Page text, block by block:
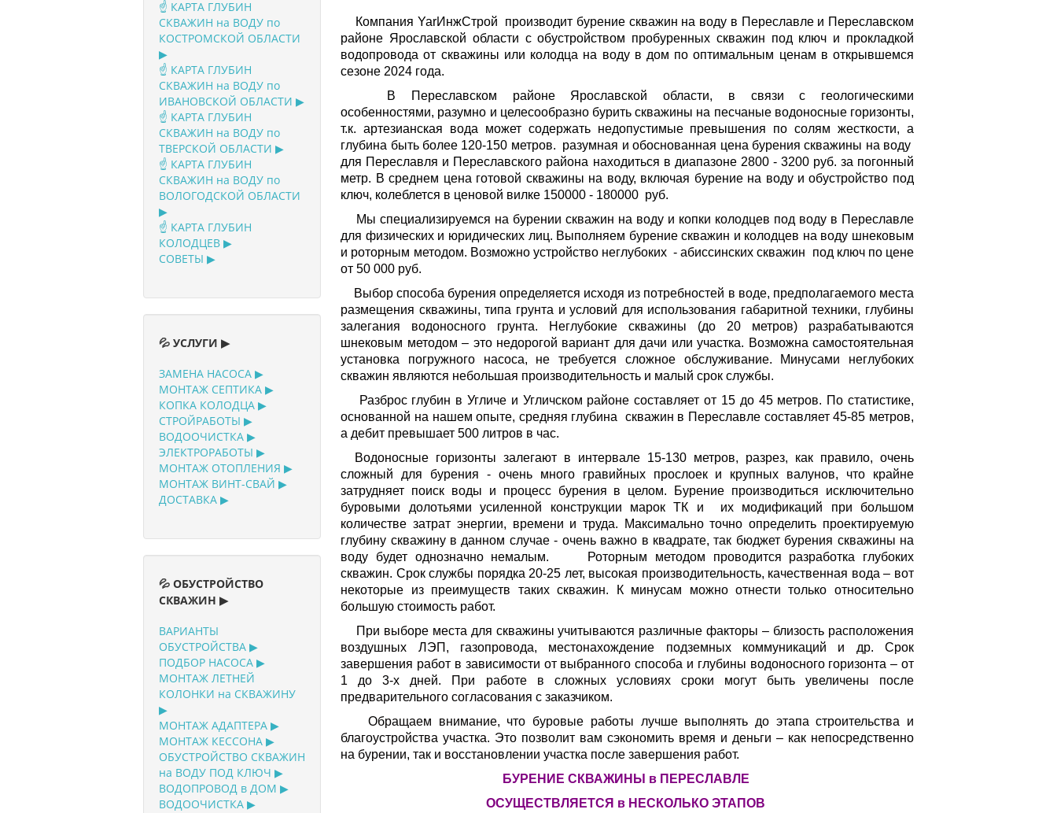
☝️ КАРТА ГЛУБИН
СКВАЖИН на ВОДУ по
КОСТРОМСКОЙ ОБЛАСТИ
▶
☝️ КАРТА ГЛУБИН
СКВАЖИН на ВОДУ по
ИВАНОВСКОЙ ОБЛАСТИ ▶
☝️ КАРТА ГЛУБИН
СКВАЖИН на ВОДУ по
ТВЕРСКОЙ ОБЛАСТИ ▶
☝️ КАРТА ГЛУБИН
СКВАЖИН на ВОДУ по
ВОЛОГОДСКОЙ ОБЛАСТИ
▶
☝️ КАРТА ГЛУБИН
КОЛОДЦЕВ ▶
СОВЕТЫ ▶
💦 УСЛУГИ ▶
ЗАМЕНА НАСОСА ▶
МОНТАЖ СЕПТИКА ▶
КОПКА КОЛОДЦА ▶
СТРОЙРАБОТЫ ▶
ВОДООЧИСТКА ▶
ЭЛЕКТРОРАБОТЫ ▶
МОНТАЖ ОТОПЛЕНИЯ ▶
МОНТАЖ ВИНТ-СВАЙ ▶
ДОСТАВКА ▶
💦 ОБУСТРОЙСТВО
СКВАЖИН ▶
ВАРИАНТЫ
ОБУСТРОЙСТВА ▶
ПОДБОР НАСОСА ▶
МОНТАЖ ЛЕТНЕЙ
КОЛОНКИ на СКВАЖИНУ
▶
МОНТАЖ АДАПТЕРА ▶
МОНТАЖ КЕССОНА ▶
ОБУСТРОЙСТВО СКВАЖИН
на ВОДУ ПОД КЛЮЧ ▶
ВОДОПРОВОД в ДОМ ▶
ВОДООЧИСТКА ▶
Компания YarИнжСтрой производит бурение скважин на воду в Переславле и Переславском
районе Ярославской области с обустройством пробуренных скважин под ключ и прокладкой
водопровода от скважины или колодца на воду в дом по оптимальным ценам в открывшемся
сезоне 2024 года.
В Переславском районе Ярославской области, в связи с геологическими
особенностями, разумно и целесообразно бурить скважины на песчаные водоносные горизонты,
т.к. артезианская вода может содержать недопустимые превышения по солям жесткости, а
глубина быть более 120-150 метров. разумная и обоснованная цена бурения скважины на воду
для Переславля и Переславского района находиться в диапазоне 2800 - 3200 руб. за погонный
метр. В среднем цена готовой скважины на воду, включая бурение на воду и обустройство под
ключ, колеблется в ценовой вилке 150000 - 180000 руб.
Мы специализируемся на бурении скважин на воду и копки колодцев под воду в Переславле
для физических и юридических лиц. Выполняем бурение скважин и колодцев на воду шнековым
и роторным методом. Возможно устройство неглубоких - абиссинских скважин под ключ по цене
от 50 000 руб.
Выбор способа бурения определяется исходя из потребностей в воде, предполагаемого места
размещения скважины, типа грунта и условий для использования габаритной техники, глубины
залегания водоносного грунта. Неглубокие скважины (до 20 метров) разрабатываются
шнековым методом – это недорогой вариант для дачи или участка. Возможна самостоятельная
установка погружного насоса, не требуется сложное обслуживание. Минусами неглубоких
скважин являются небольшая производительность и малый срок службы.
Разброс глубин в Угличе и Угличском районе составляет от 15 до 45 метров. По статистике,
основанной на нашем опыте, средняя глубина скважин в Переславле составляет 45-85 метров,
а дебит превышает 500 литров в час.
Водоносные горизонты залегают в интервале 15-130 метров, разрез, как правило, очень
сложный для бурения - очень много гравийных прослоек и крупных валунов, что крайне
затрудняет поиск воды и процесс бурения в целом. Бурение производиться исключительно
буровыми долотьями усиленной конструкции марок ТК и их модификаций при большом
количестве затрат энергии, времени и труда. Максимально точно определить проектируемую
глубину скважину в данном случае - очень важно в квадрате, так бюджет бурения скважины на
воду будет однозначно немалым.
Роторным методом проводится разработка глубоких
скважин. Срок службы порядка 20-25 лет, высокая производительность, качественная вода – вот
некоторые из преимуществ таких скважин. К минусам можно отнести только относительно
большую стоимость работ.
При выборе места для скважины учитываются различные факторы – близость расположения
воздушных ЛЭП, газопровода, местонахождение подземных коммуникаций и др. Срок
завершения работ в зависимости от выбранного способа и глубины водоносного горизонта – от
1 до 3-х дней. При работе в сложных условиях сроки могут быть увеличены после
предварительного согласования с заказчиком.
Обращаем внимание, что буровые работы лучше выполнять до этапа строительства и
благоустройства участка. Это позволит вам сэкономить время и деньги – как непосредственно
на бурении, так и восстановлении участка после завершения работ.
БУРЕНИЕ СКВАЖИНЫ в ПЕРЕСЛАВЛЕ
ОСУЩЕСТВЛЯЕТСЯ в НЕСКОЛЬКО ЭТАПОВ